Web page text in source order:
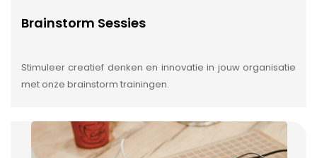
Brainstorm Sessies
Stimuleer creatief denken en innovatie in jouw organisatie
met onze brainstorm trainingen.